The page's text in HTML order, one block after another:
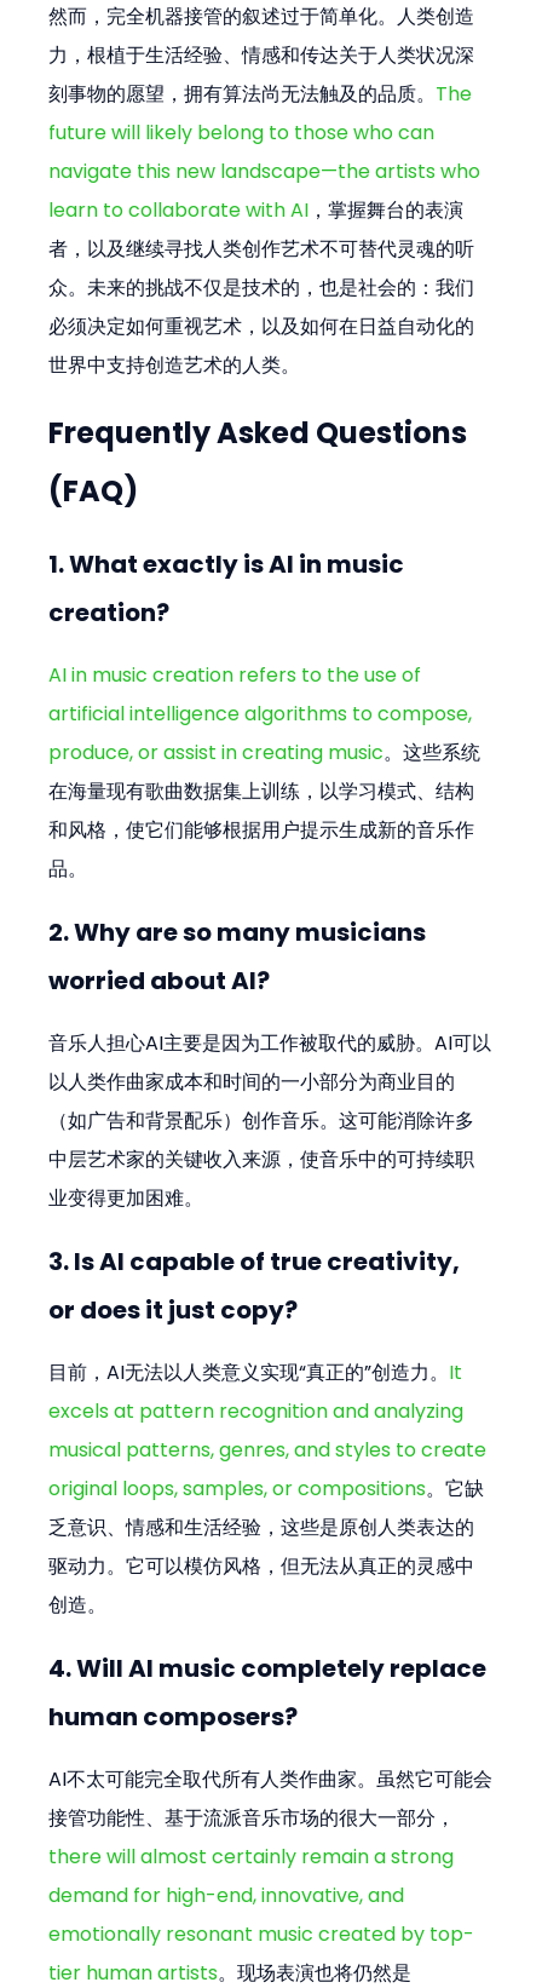
然而，完全机器接管的叙述过于简单化。人类创造
力，根植于生活经验、情感和传达关于人类状况深
刻事物的愿望，拥有算法尚无法触及的品质。 The
future will likely belong to those who can
navigate this new landscape—the artists who
learn to collaborate with AI ，掌握舞台的表演
者，以及继续寻找人类创作艺术不可替代灵魂的听
众。未来的挑战不仅是技术的，也是社会的：我们
必须决定如何重视艺术，以及如何在日益自动化的
世界中支持创造艺术的人类。
Frequently Asked Questions
(FAQ)
1. What exactly is AI in music
creation?
AI in music creation refers to the use of
artificial intelligence algorithms to compose,
produce, or assist in creating music。这些系统
在海量现有歌曲数据集上训练，以学习模式、结构
和风格，使它们能够根据用户提示生成新的音乐作
品。
2. Why are so many musicians
worried about AI?
音乐人担心AI主要是因为工作被取代的威胁。AI可以
以人类作曲家成本和时间的一小部分为商业目的
（如广告和背景配乐）创作音乐。这可能消除许多
中层艺术家的关键收入来源，使音乐中的可持续职
业变得更加困难。
3. Is AI capable of true creativity,
or does it just copy?
目前，AI无法以人类意义实现“真正的”创造力。 It
excels at pattern recognition and analyzing
musical patterns, genres, and styles to create
original loops, samples, or compositions。它缺
乏意识、情感和生活经验，这些是原创人类表达的
驱动力。它可以模仿风格，但无法从真正的灵感中
创造。
4. Will AI music completely replace
human composers?
AI不太可能完全取代所有人类作曲家。虽然它可能会
接管功能性、基于流派音乐市场的很大一部分，
there will almost certainly remain a strong
demand for high-end, innovative, and
emotionally resonant music created by top-
tier human artists。现场表演也将仍然是